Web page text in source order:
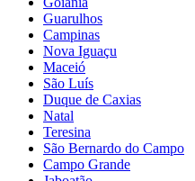
Guarulhos
Campinas
Nova Iguaçu
Maceió
São Luís
Duque de Caxias
Natal
Teresina
São Bernardo do Campo
Campo Grande